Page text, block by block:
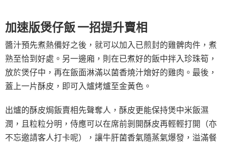
加速版煲仔飯 一招提升賣相
醬汁預先煮熱備好之後，就可以加入已煎封的雞髀肉件，煮
熟至恰到好處。另一邊廂，則在已煮好的飯中拌入珍珠筍，
放於煲仔中，再在飯面淋滿以菌香燒汁燴好的雞肉。最後，
蓋上一片酥皮，即可入爐烤爐至金黃色。
出爐的酥皮焗飯賣相先聲奪人，酥皮更能保持煲中米飯濕
潤，且粒粒分明，侍應可以在席前剝開酥皮再輕輕打開（亦
不忘邀請客人打卡呢），讓牛肝菌香氣隨蒸氣爆發，溢滿餐